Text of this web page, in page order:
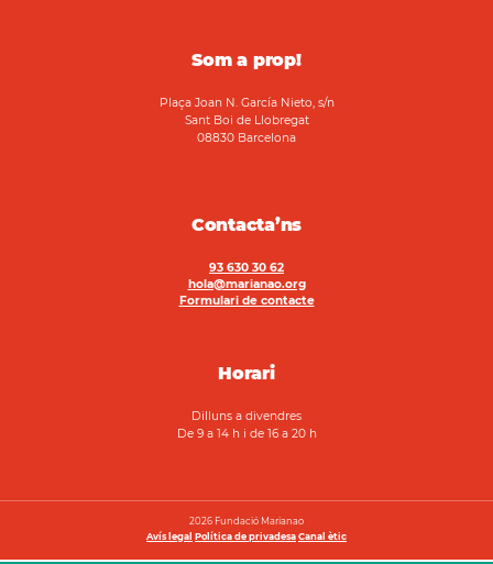
Som a prop!
Plaça Joan N. García Nieto, s/n
Sant Boi de Llobregat
08830 Barcelona
Contacta’ns
93 630 30 62
hola@marianao.org
Formulari de contacte
Horari
Dilluns a divendres
De 9 a 14 h i de 16 a 20 h
2026 Fundació Marianao
Avís legal Política de privadesa Canal ètic